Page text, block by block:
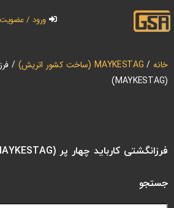
ورود / عضویت
خانه/ MAYKESTAG (ساخت کشور اتریش)
/
(MAYKESTAG)
فرزانگشتی کارباید چهار پر (MAYKESTAG)
جستجو